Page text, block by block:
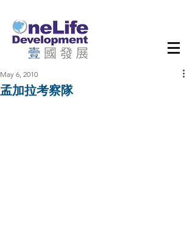
孟加拉考察隊
May 6, 2010